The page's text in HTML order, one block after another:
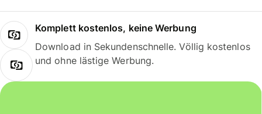
Komplett kostenlos, keine Werbung
Download in Sekundenschnelle. Völlig kostenlos
und ohne lästige Werbung.